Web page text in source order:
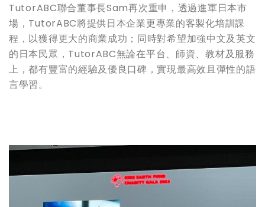
TutorABC聯合董事長Sam再次重申，透過進軍日本市
場，TutorABC將提供日本企業更專業的客製化培訓課
程，以獲得更大的商業成功；同時對希望加強中文及英文
的日本民眾，TutorABC無論在平台、師資、教材及服務
上，都有豐富的經驗及優良口碑，實現最高效且彈性的語
言學習。